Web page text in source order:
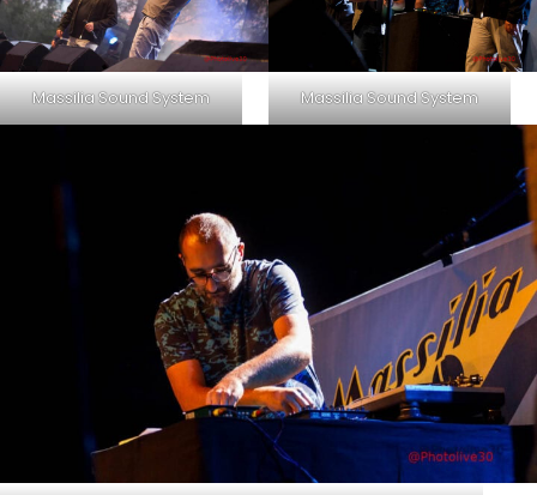
Massilia Sound System Massilia Sound System